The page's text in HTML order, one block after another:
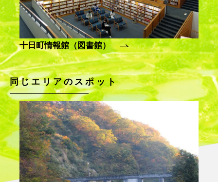
十日町情報館（図書館） 国
同じエリアのスポット